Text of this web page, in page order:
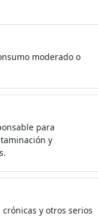
moderado o
para
y
y otros serios